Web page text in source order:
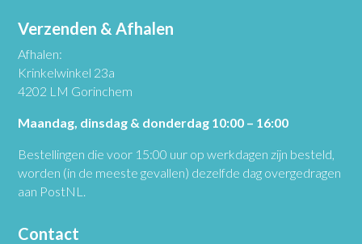
Verzenden & Afhalen
Afhalen:
Krinkelwinkel 23a
4202 LM Gorinchem
Maandag, dinsdag & donderdag 10:00 – 16:00
Bestellingen die voor 15:00 uur op werkdagen zijn besteld,
worden (in de meeste gevallen) dezelfde dag overgedragen
aan PostNL.
Contact